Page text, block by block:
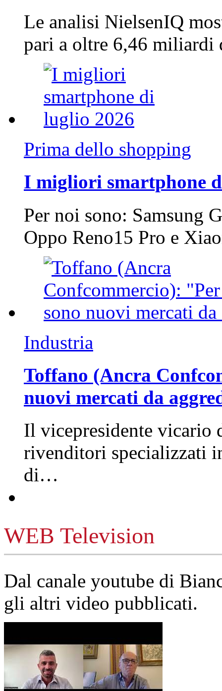
Le analisi NielsenIQ
pari a oltre 6,46
Prima dello shopping
I migliori smartphone
Per noi sono: Samsung
Oppo Reno15 Pro e
Industria
Toffano (Ancra
nuovi mercati da
Il vicepresidente vicario
rivenditori specializzati
di…
WEB Television
Dal canale youtube di
gli altri video pubblicati.